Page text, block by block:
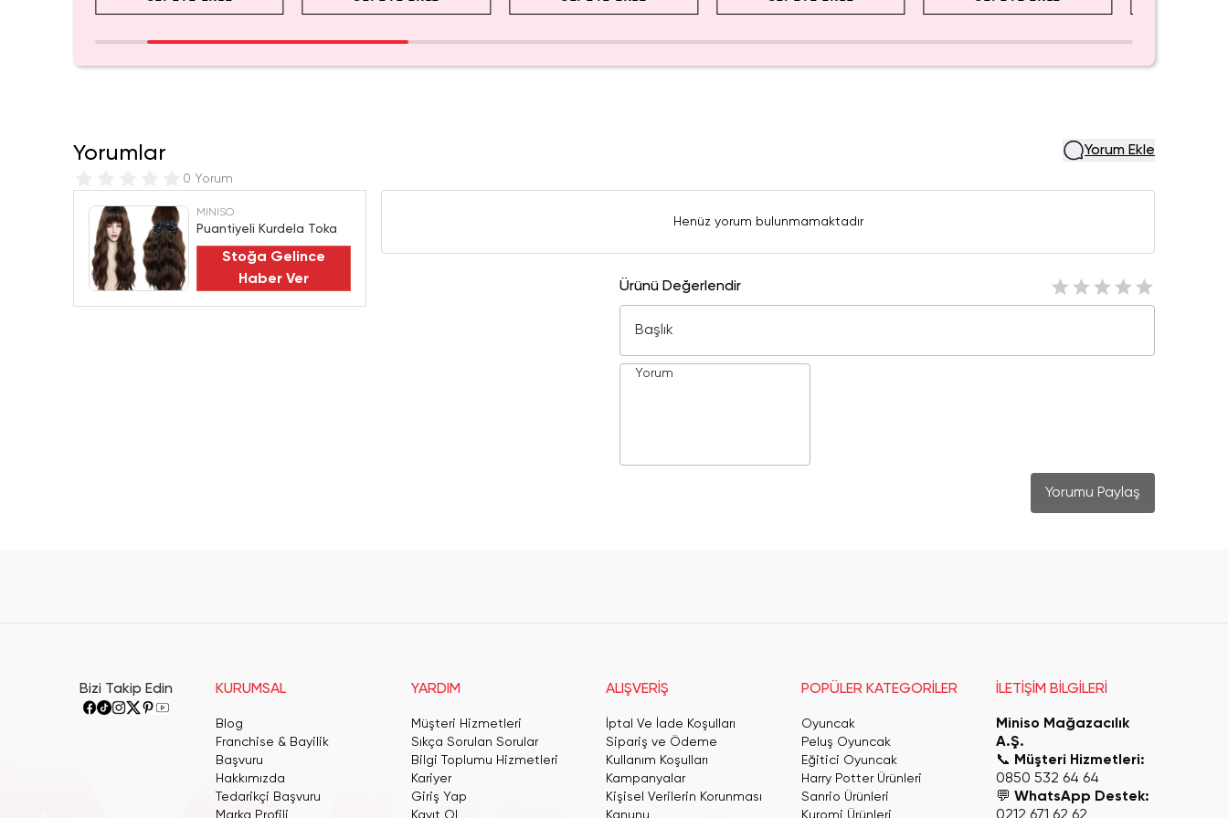
Yorumlar
0 Yorum
Yorum Ekle
MINISO
Puantiyeli Kurdela Toka
Stoğa Gelince
Haber Ver
Henüz yorum bulunmamaktadır
Ürünü Değerlendir
Yorumu Paylaş
Bizi Takip Edin KURUMSAL
Blog
Franchise & Bayilik
Başvuru
Hakkımızda
Tedarikçi Başvuru
Marka Profili
YARDIM
Müşteri Hizmetleri
Sıkça Sorulan Sorular
Bilgi Toplumu Hizmetleri
Kariyer
Giriş Yap
Kayıt Ol
ALIŞVERİŞ
İptal Ve İade Koşulları
Sipariş ve Ödeme
Kullanım Koşulları
Kampanyalar
Kişisel Verilerin Korunması
Kanunu
POPÜLER KATEGORİLER
Oyuncak
Peluş Oyuncak
Eğitici Oyuncak
Harry Potter Ürünleri
Sanrio Ürünleri
Kuromi Ürünleri
İLETİŞİM BİLGİLERİ
Miniso Mağazacılık
A.Ş.
📞 Müşteri Hizmetleri:
0850 532 64 64
💬WhatsApp Destek: